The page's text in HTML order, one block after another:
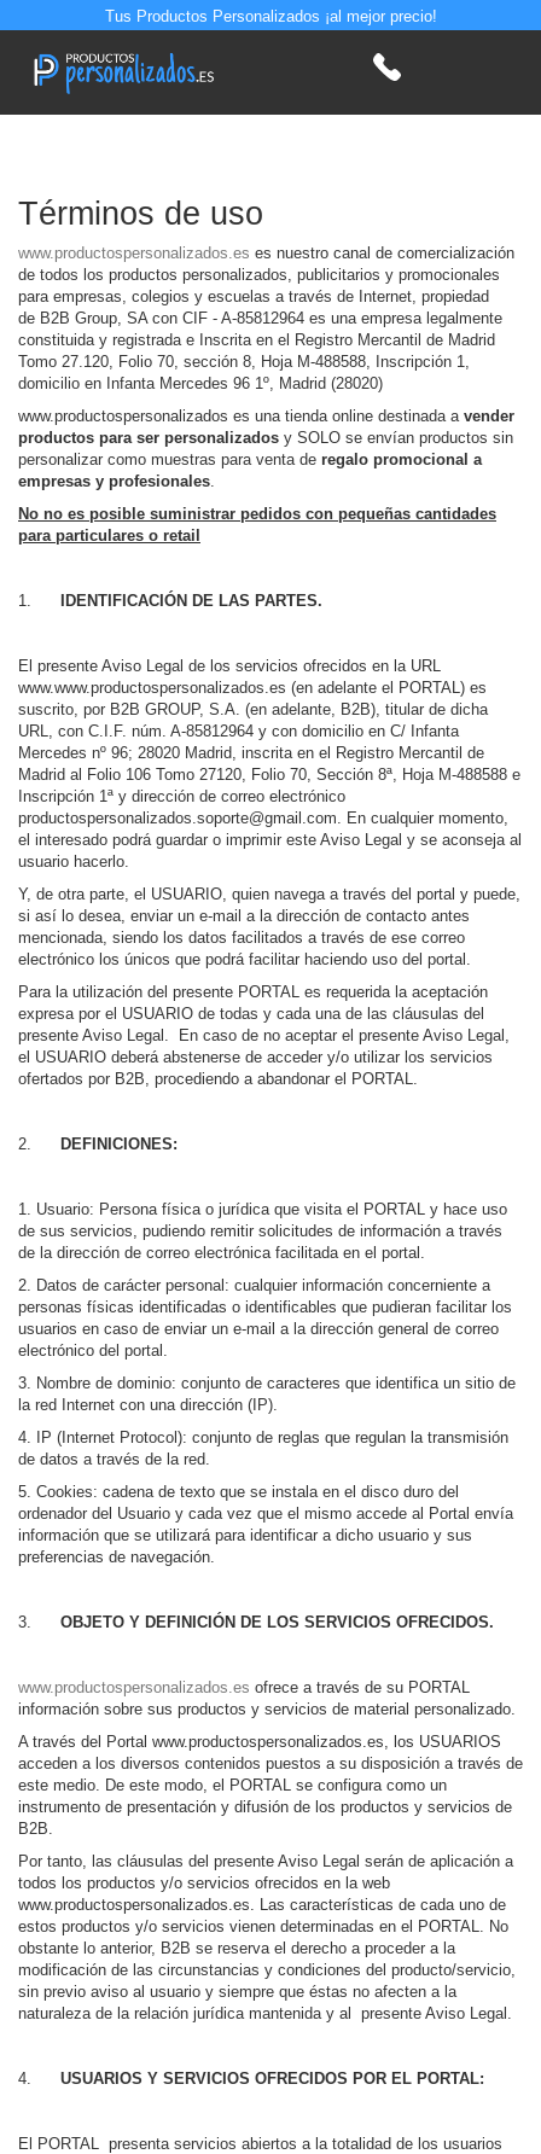
Tus Productos Personalizados ¡al mejor precio!
Términos de uso
www.productospersonalizados.es es nuestro canal de comercialización
de todos los productos personalizados, publicitarios y promocionales
para empresas, colegios y escuelas a través de Internet, propiedad
de B2B Group, SA con CIF - A-85812964 es una empresa legalmente
constituida y registrada e Inscrita en el Registro Mercantil de Madrid
Tomo 27.120, Folio 70, sección 8, Hoja M-488588, Inscripción 1,
domicilio en Infanta Mercedes 96 1º, Madrid (28020)
www.productospersonalizados es una tienda online destinada a vender
productos para ser personalizados y SOLO se envían productos sin
personalizar como muestras para venta de regalo promocional a
empresas y profesionales.
No no es posible suministrar pedidos con pequeñas cantidades
para particulares o retail
IDENTIFICACIÓN DE LAS PARTES.
El presente Aviso Legal de los servicios ofrecidos en la URL
www.www.productospersonalizados.es (en adelante el PORTAL) es
suscrito, por B2B GROUP, S.A. (en adelante, B2B), titular de dicha
URL, con C.I.F. núm. A-85812964 y con domicilio en C/ Infanta
Mercedes nº 96; 28020 Madrid, inscrita en el Registro Mercantil de
Madrid al Folio 106 Tomo 27120, Folio 70, Sección 8ª, Hoja M-488588 e
Inscripción 1ª y dirección de correo electrónico
productospersonalizados.soporte@gmail.com. En cualquier momento,
el interesado podrá guardar o imprimir este Aviso Legal y se aconseja al
usuario hacerlo.
Y, de otra parte, el USUARIO, quien navega a través del portal y puede,
si así lo desea, enviar un e-mail a la dirección de contacto antes
mencionada, siendo los datos facilitados a través de ese correo
electrónico los únicos que podrá facilitar haciendo uso del portal.
Para la utilización del presente PORTAL es requerida la aceptación
expresa por el USUARIO de todas y cada una de las cláusulas del
presente Aviso Legal. En caso de no aceptar el presente Aviso Legal,
el USUARIO deberá abstenerse de acceder y/o utilizar los servicios
ofertados por B2B, procediendo a abandonar el PORTAL.
DEFINICIONES:
1. Usuario: Persona física o jurídica que visita el PORTAL y hace uso
de sus servicios, pudiendo remitir solicitudes de información a través
de la dirección de correo electrónica facilitada en el portal.
2. Datos de carácter personal: cualquier información concerniente a
personas físicas identificadas o identificables que pudieran facilitar los
usuarios en caso de enviar un e-mail a la dirección general de correo
electrónico del portal.
3. Nombre de dominio: conjunto de caracteres que identifica un sitio de
la red Internet con una dirección (IP).
4. IP (Internet Protocol): conjunto de reglas que regulan la transmisión
de datos a través de la red.
5. Cookies: cadena de texto que se instala en el disco duro del
ordenador del Usuario y cada vez que el mismo accede al Portal envía
información que se utilizará para identificar a dicho usuario y sus
preferencias de navegación.
OBJETO Y DEFINICIÓN DE LOS SERVICIOS OFRECIDOS.
www.productospersonalizados.es ofrece a través de su PORTAL
información sobre sus productos y servicios de material personalizado.
A través del Portal www.productospersonalizados.es, los USUARIOS
acceden a los diversos contenidos puestos a su disposición a través de
este medio. De este modo, el PORTAL se configura como un
instrumento de presentación y difusión de los productos y servicios de
B2B.
Por tanto, las cláusulas del presente Aviso Legal serán de aplicación a
todos los productos y/o servicios ofrecidos en la web
www.productospersonalizados.es. Las características de cada uno de
estos productos y/o servicios vienen determinadas en el PORTAL. No
obstante lo anterior, B2B se reserva el derecho a proceder a la
modificación de las circunstancias y condiciones del producto/servicio,
sin previo aviso al usuario y siempre que éstas no afecten a la
naturaleza de la relación jurídica mantenida y al presente Aviso Legal.
USUARIOS Y SERVICIOS OFRECIDOS POR EL PORTAL:
El PORTAL presenta servicios abiertos a la totalidad de los usuarios